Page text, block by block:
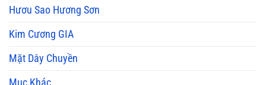
Hươu Sao Hương Sơn
Kim Cương GIA
Mặt Dây Chuyền